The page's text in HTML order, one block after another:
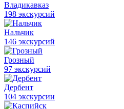
Владикавказ
198 экскурсий
Нальчик
146 экскурсий
Грозный
97 экскурсий
Дербент
104 экскурсии